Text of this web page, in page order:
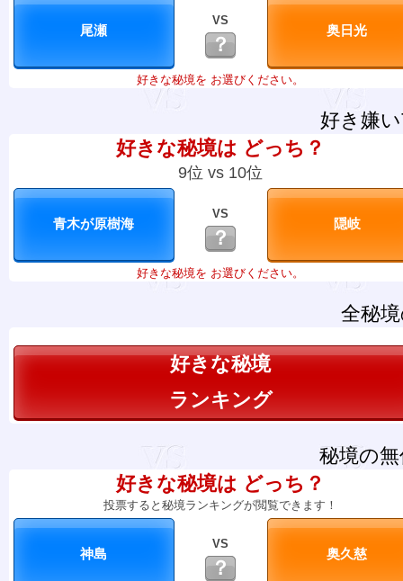
VS
？
好きな秘境を お選びください。
好き嫌
好きな秘境は どっち？
9位 vs 10位
VS
？
好きな秘境を お選びください。
全秘
好きな秘境
ランキング
秘境の
好きな秘境は どっち？
投票すると秘境ランキングが閲覧できます！
VS
？